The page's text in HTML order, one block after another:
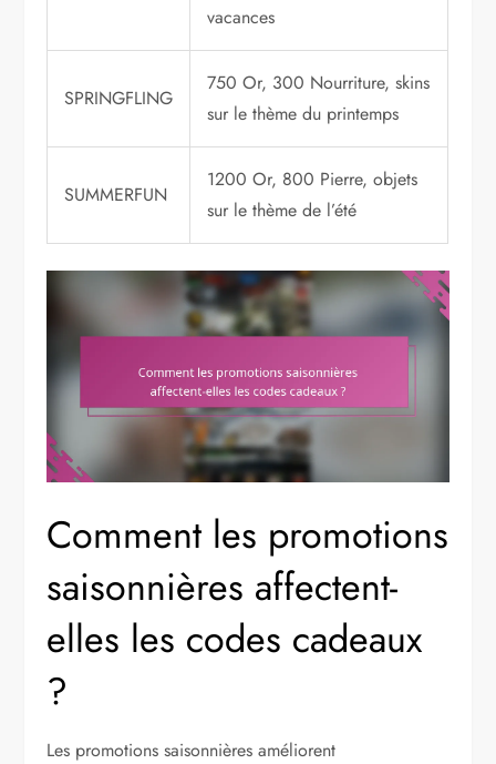
vacances
SPRINGFLING
750 Or, 300 Nourriture, skins
sur le thème du printemps
SUMMERFUN
1200 Or, 800 Pierre, objets
sur le thème de l’été
Comment les promotions
saisonnières affectent-
elles les codes cadeaux
?
Les promotions saisonnières améliorent